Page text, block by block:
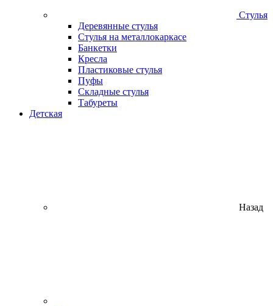
Стулья
Деревянные стулья
Стулья на металлокаркасе
Банкетки
Кресла
Пластиковые стулья
Пуфы
Складные стулья
Табуреты
Детская
Назад